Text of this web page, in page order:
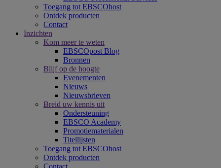
Toegang tot EBSCOhost
Ontdek producten
Contact
Inzichten
Kom meer te weten
EBSCOpost Blog
Bronnen
Blijf op de hoogte
Evenementen
Nieuws
Nieuwsbrieven
Breid uw kennis uit
Ondersteuning
EBSCO Academy
Promotiematerialen
Titellijsten
Toegang tot EBSCOhost
Ontdek producten
Contact